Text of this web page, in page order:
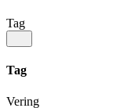
Tag
Tag
Vering